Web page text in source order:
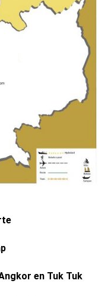
en Tuk Tuk